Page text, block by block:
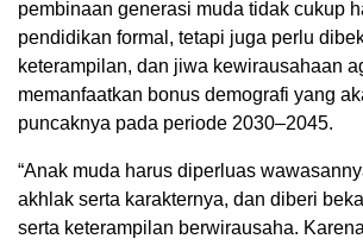
pembinaan generasi muda tidak cukup
pendidikan formal, tetapi juga perlu
keterampilan, dan jiwa kewirausahaan
memanfaatkan bonus demografi yang
puncaknya pada periode 2030–2045.
“Anak muda harus diperluas
akhlak serta karakternya, dan diberi
serta keterampilan berwirausaha.